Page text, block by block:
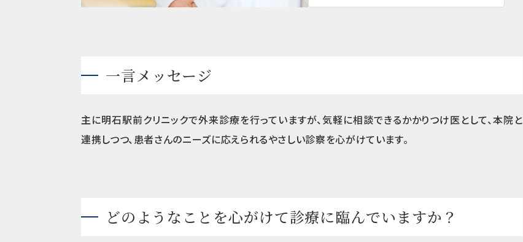
一言メッセージ
主に明石駅前クリニックで外来診療を行っていますが、気軽に相談できるかかりつけ医として、本院と
連携しつつ、患者さんのニーズに応えられるやさしい診察を心がけています。
どのようなことを心がけて診療に臨んでいますか？